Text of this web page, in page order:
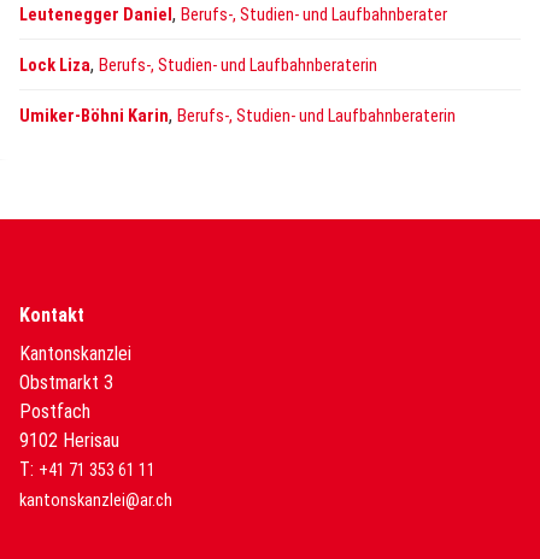
Leutenegger Daniel , Berufs-, Studien- und Laufbahnberater
Lock Liza, Berufs-, Studien- und Laufbahnberaterin
Umiker-Böhni Karin, Berufs-, Studien- und Laufbahnberaterin
Kontakt
Kantonskanzlei
Obstmarkt 3
Postfach
9102 Herisau
T: +41 71 353 61 11
kantonskanzlei@ar.ch